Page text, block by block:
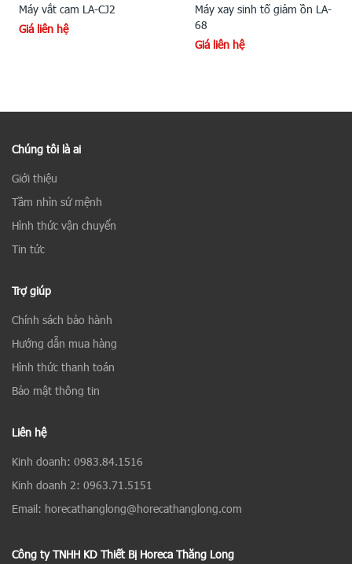
Máy vắt cam LA-CJ2
Giá liên hệ
Máy xay sinh tố giảm ồn LA-
68
Giá liên hệ
Chúng tôi là ai
Giới thiệu
Tầm nhìn sứ mệnh
Hình thức vận chuyển
Tin tức
Trợ giúp
Chính sách bảo hành
Hướng dẫn mua hàng
Hình thức thanh toán
Bảo mật thông tin
Liên hệ
Kinh doanh: 0983.84.1516
Kinh doanh 2: 0963.71.5151
Email: horecathanglong@horecathanglong.com
Công ty TNHH KD Thiết Bị Horeca Thăng Long